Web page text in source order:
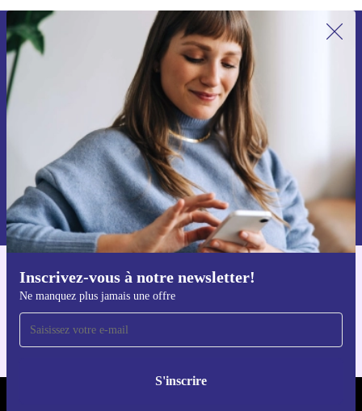
Inscrivez-vous à notre newsletter!
Ne manquez plus jamais une offre
S'inscrire
Recevoir offres et infos de refurbed
par mail
Ne manquez plus aucune offre.
S'inscrire
Retrouvez les informations sur l'utilisation des données personnelles
dans notre
politique de confidentialité.
Téléchargez l'application refurbed
Pour iOS et Android